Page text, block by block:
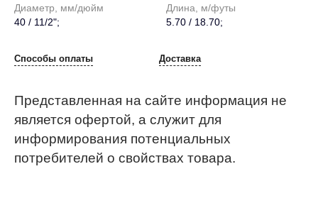
Диаметр, мм/дюйм
40 / 11/2";
Длина, м/футы
5.70 / 18.70;
Способы оплаты Доставка
Представленная на сайте информация не
является офертой, а служит для
информирования потенциальных
потребителей о свойствах товара.